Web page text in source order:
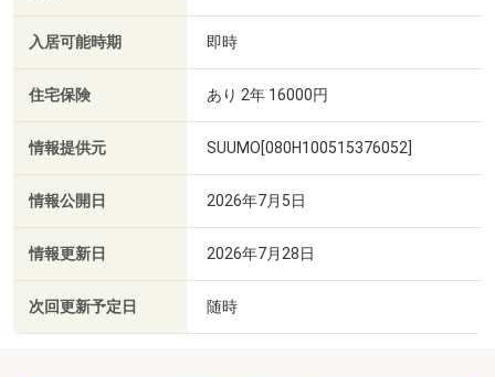
入居可能時期 即時
住宅保険 あり 2年 16000円
情報提供元 SUUMO[080H100515376052]
情報公開日 2026年7月5日
情報更新日 2026年7月28日
次回更新予定日 随時